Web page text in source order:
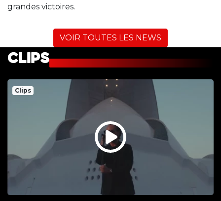
grandes victoires.
VOIR TOUTES LES NEWS
CLIPS
Clips